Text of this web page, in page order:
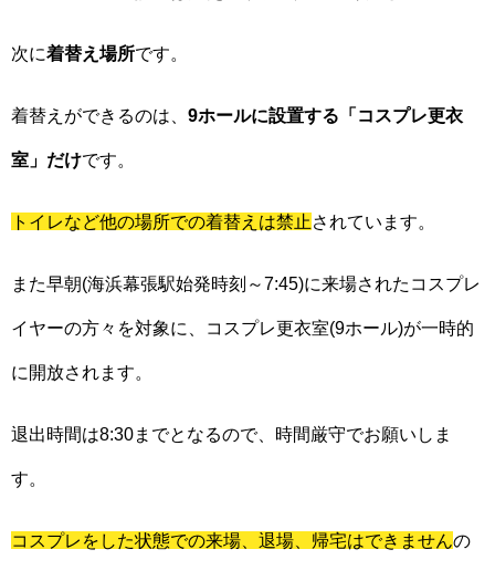
次に着替え場所です。
着替えができるのは、 9ホールに設置する「コスプレ更衣
室」だけです。
トイレなど他の場所での着替えは禁止 されています。
また早朝(海浜幕張駅始発時刻～7:45)に来場されたコスプレ
イヤーの方々を対象に、コスプレ更衣室(9ホール)が一時的
に開放されます。
退出時間は8:30までとなるので、時間厳守でお願いしま
す。
コスプレをした状態での来場、退場、帰宅はできません の